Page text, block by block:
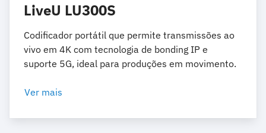
LiveU LU300S
Codificador portátil que permite transmissões ao
vivo em 4K com tecnologia de bonding IP e
suporte 5G, ideal para produções em movimento.
Ver mais